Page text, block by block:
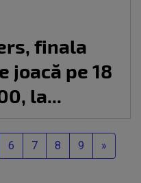
finala
joacă pe 18
la...
6 7 8 9 »Next